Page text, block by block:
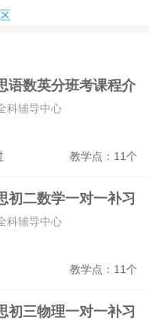
语数英分班考课程介
教学点：11个
科辅导中心
初二数学一对一补习
教学点：11个
科辅导中心
初三物理一对一补习